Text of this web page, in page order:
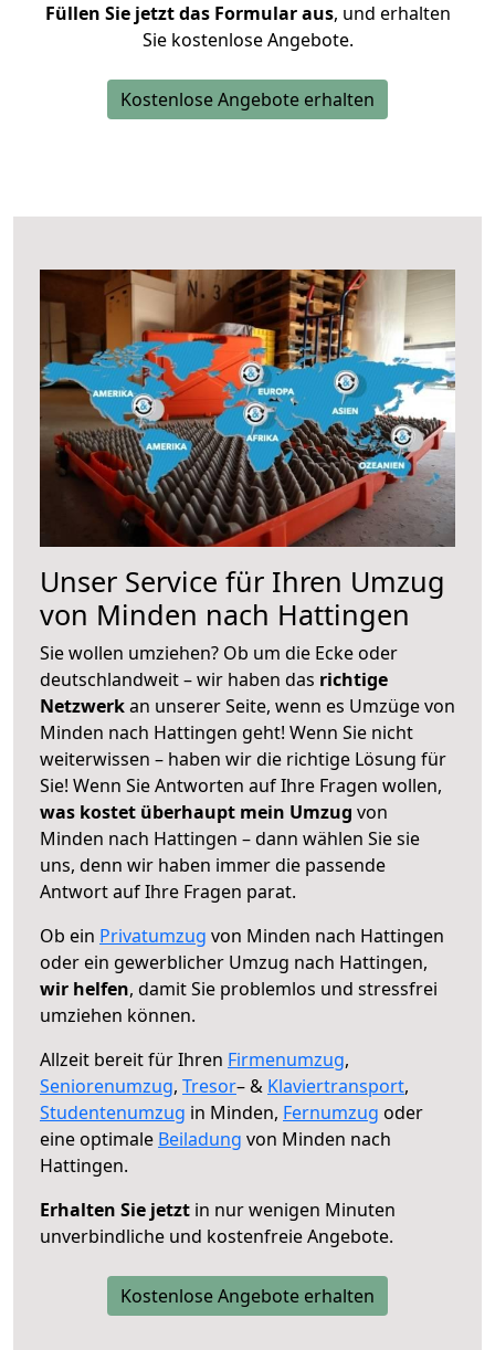
Füllen Sie jetzt das Formular aus, und erhalten
Sie kostenlose Angebote.
Kostenlose Angebote erhalten
Unser Service für Ihren Umzug
von Minden nach Hattingen
Sie wollen umziehen? Ob um die Ecke oder
deutschlandweit – wir haben das richtige
Netzwerkan unserer Seite, wenn es Umzüge von
Minden nach Hattingen geht! Wenn Sie nicht
weiterwissen – haben wir die richtige Lösung für
Sie! Wenn Sie Antworten auf Ihre Fragen wollen,
was kostet überhaupt mein Umzug von
Minden nach Hattingen – dann wählen Sie sie
uns, denn wir haben immer die passende
Antwort auf Ihre Fragen parat.
Ob ein Privatumzug von Minden nach Hattingen
oder ein gewerblicher Umzug nach Hattingen,
wir helfen, damit Sie problemlos und stressfrei
umziehen können.
Allzeit bereit für Ihren Firmenumzug,
Seniorenumzug, Tresor– & Klaviertransport,
Studentenumzug in Minden, Fernumzug oder
eine optimale Beiladung von Minden nach
Hattingen.
Erhalten Sie jetzt in nur wenigen Minuten
unverbindliche und kostenfreie Angebote.
Kostenlose Angebote erhalten